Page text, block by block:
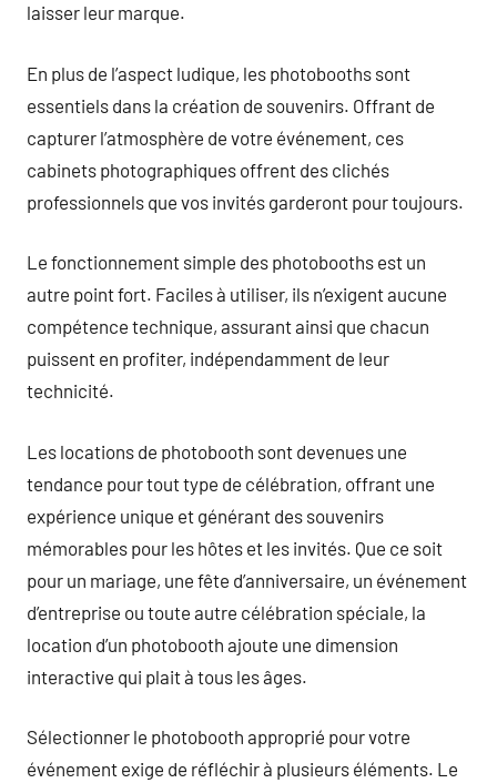
laisser leur marque.
En plus de l’aspect ludique, les photobooths sont
essentiels dans la création de souvenirs. Offrant de
capturer l’atmosphère de votre événement, ces
cabinets photographiques offrent des clichés
professionnels que vos invités garderont pour toujours.
Le fonctionnement simple des photobooths est un
autre point fort. Faciles à utiliser, ils n’exigent aucune
compétence technique, assurant ainsi que chacun
puissent en profiter, indépendamment de leur
technicité.
Les locations de photobooth sont devenues une
tendance pour tout type de célébration, offrant une
expérience unique et générant des souvenirs
mémorables pour les hôtes et les invités. Que ce soit
pour un mariage, une fête d’anniversaire, un événement
d’entreprise ou toute autre célébration spéciale, la
location d’un photobooth ajoute une dimension
interactive qui plait à tous les âges.
Sélectionner le photobooth approprié pour votre
événement exige de réfléchir à plusieurs éléments. Le